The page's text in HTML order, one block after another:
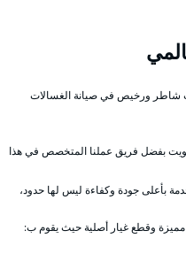
ورخيص في صيانة الغسالات
بفضل فريق عملنا المتخصص في هذا
بأعلى جودة وكفاءة ليس لها حدود،
وقطع غيار أصلية حيث يقوم ب: